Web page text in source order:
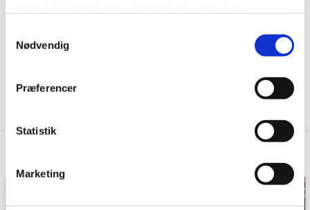
tilbage eller ændre indstillinger fra vores
"Cookiedeklaration", eller ved at trykke på "Privacy
Indsamle præcise oplysninger om din placering,
Identificere din enhed baseret på en scanning af
dens unikke karakteristika (fingerprinting)
Nødvendig
Præferencer
Statistik
Marketing
Tistrup
Varde